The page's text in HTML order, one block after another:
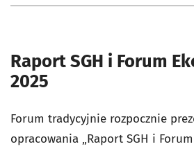
Raport SGH i Forum
2025
Forum tradycyjnie rozpocznie
opracowania „Raport SGH i